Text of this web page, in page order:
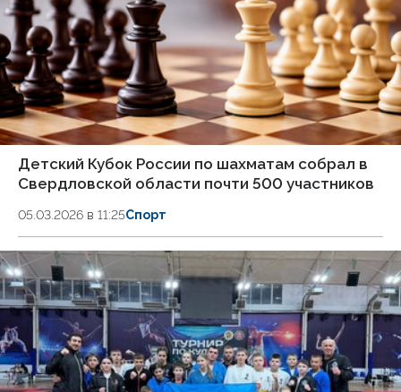
Детский Кубок России по шахматам собрал в
Свердловской области почти 500 участников
05.03.2026 в 11:25Спорт